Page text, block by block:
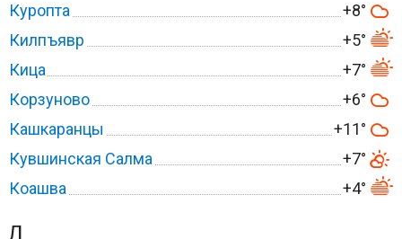
Куропта
+8°
Килпъявр
+5°
Кица
+7°
Корзуново
+6°
Кашкаранцы
+11°
Кувшинская Салма
+7°
Коашва
+4°
Л